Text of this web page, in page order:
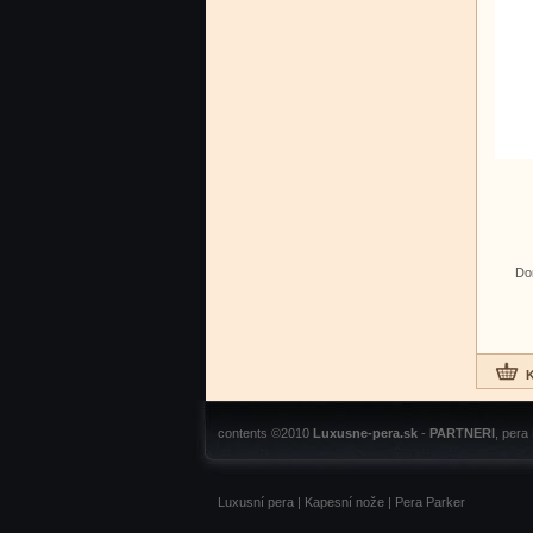
contents ©2010 Luxusne-pera.sk - PARTNERI ,
Luxusní pera | Kapesní nože | Pera Parker